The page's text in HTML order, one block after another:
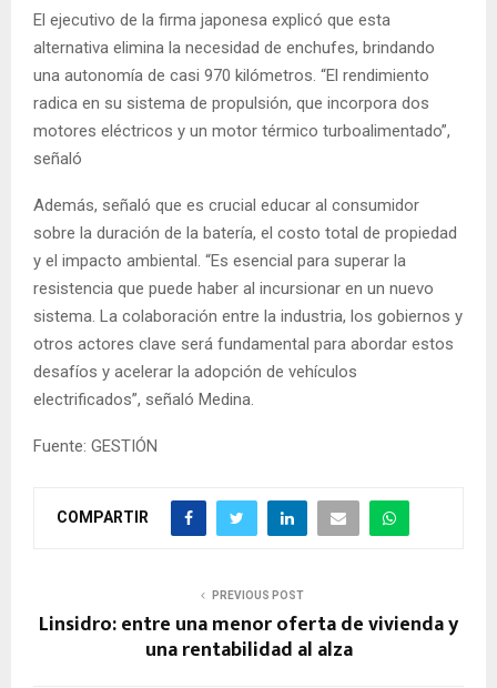
El ejecutivo de la firma japonesa explicó que esta
alternativa elimina la necesidad de enchufes, brindando
una autonomía de casi 970 kilómetros. “El rendimiento
radica en su sistema de propulsión, que incorpora dos
motores eléctricos y un motor térmico turboalimentado”,
señaló
Además, señaló que es crucial educar al consumidor
sobre la duración de la batería, el costo total de propiedad
y el impacto ambiental. “Es esencial para superar la
resistencia que puede haber al incursionar en un nuevo
sistema. La colaboración entre la industria, los gobiernos y
otros actores clave será fundamental para abordar estos
desafíos y acelerar la adopción de vehículos
electrificados”, señaló Medina.
Fuente: GESTIÓN
COMPARTIR
PREVIOUS POST
Linsidro: entre una menor oferta de vivienda y
una rentabilidad al alza